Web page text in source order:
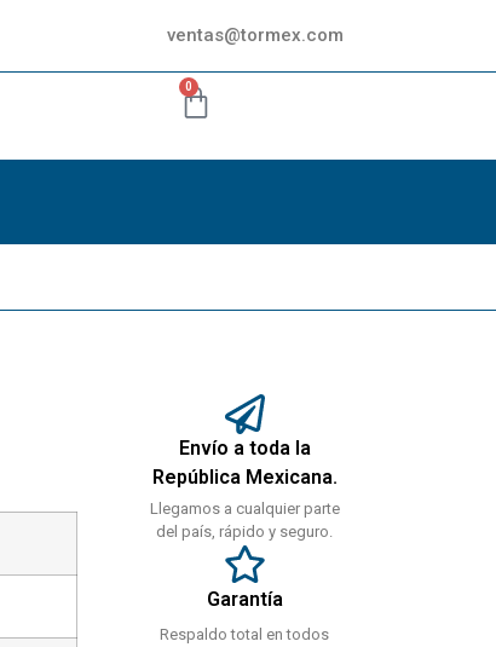
ventas@tormex.com
0
Envío a toda la
República Mexicana.
Llegamos a cualquier parte
del país, rápido y seguro.
Garantía
Respaldo total en todos